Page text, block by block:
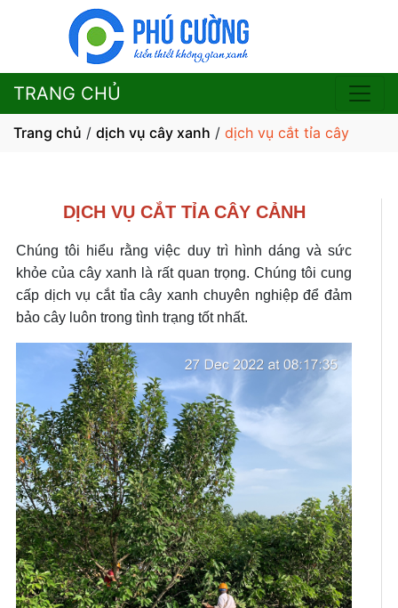
TRANG CHỦ
Trang chủ / dịch vụ cây xanh / dịch vụ cắt tỉa cây
DỊCH VỤ CẮT TỈA CÂY CẢNH
Chúng tôi hiểu rằng việc duy trì hình dáng và sức
khỏe của cây xanh là rất quan trọng. Chúng tôi cung
cấp dịch vụ cắt tỉa cây xanh chuyên nghiệp để đảm
bảo cây luôn trong tình trạng tốt nhất.